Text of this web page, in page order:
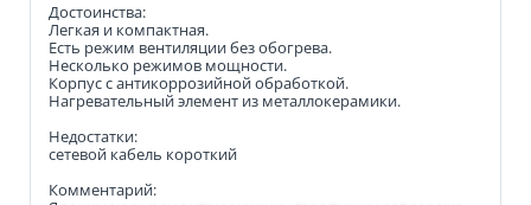
Достоинства:
Легкая и компактная.
Есть режим вентиляции без обогрева.
Несколько режимов мощности.
Корпус с антикоррозийной обработкой.
Нагревательный элемент из металлокерамики.
Недостатки:
сетевой кабель короткий
Комментарий: